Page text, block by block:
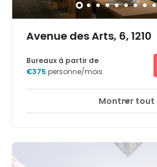
Avenue des Arts, 6, 1210
Accès 24 heures sur 24 Espaces
Within walking distance will also
institutions and government
Bureaux à partir de
€375 personne/mois
Montrer tout